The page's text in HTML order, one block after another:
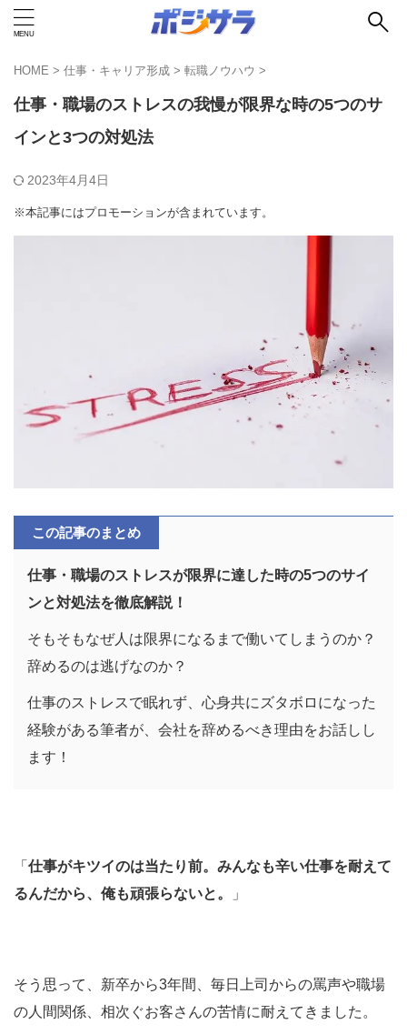
HOME > 仕事・キャリア形成 > 転職ノウハウ >
仕事・職場のストレスの我慢が限界な時の5つのサ
インと3つの対処法
2023年4月4日
※本記事にはプロモーションが含まれています。
この記事のまとめ
仕事・職場のストレスが限界に達した時の5つのサイ
ンと対処法を徹底解説！
そもそもなぜ人は限界になるまで働いてしまうのか？
辞めるのは逃げなのか？
仕事のストレスで眠れず、心身共にズタボロになった
経験がある筆者が、会社を辞めるべき理由をお話しし
ます！
「 仕事がキツイのは当たり前。みんなも辛い仕事を耐えて
るんだから、俺も頑張らないと。
」
そう思って、新卒から3年間、毎日上司からの罵声や職場
の人間関係、相次ぐお客さんの苦情に耐えてきました。